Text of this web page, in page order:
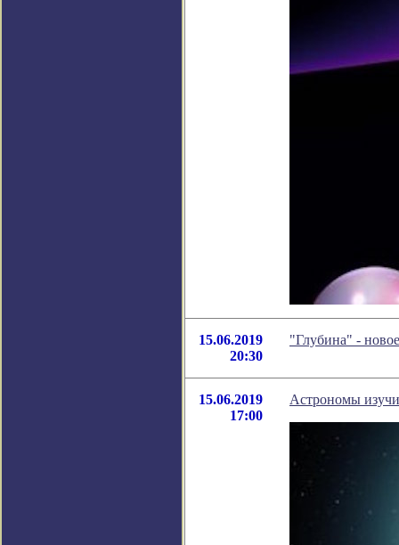
15.06.2019
20:30
"Глубина" -
15.06.2019
17:00
Астрономы